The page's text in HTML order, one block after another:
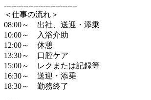
------------------------------
＜仕事の流れ＞
08:00～ 出社、送迎・添乗
10:00～ 入浴介助
12:00～ 休憩
13:30～ 口腔ケア
15:00～ レクまたは記録等
16:30～ 送迎・添乗
18:30～ 勤務終了